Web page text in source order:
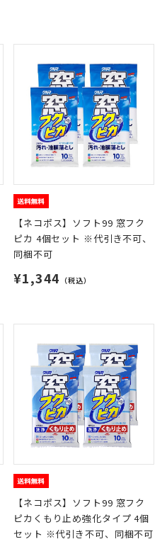
【ネコポス】ソフト99 窓フク
ピカ 4個セット ※代引き不可、
同梱不可
¥1,344 （税込）
【ネコポス】ソフト99 窓フク
ピカくもり止め強化タイプ 4個
セット ※代引き不可、同梱不可